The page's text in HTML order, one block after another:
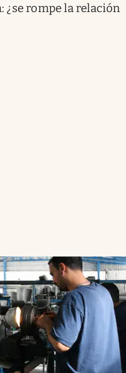
¿se rompe la relación